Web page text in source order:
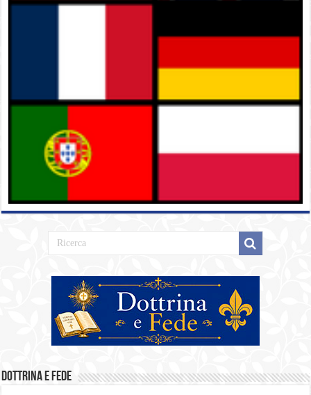
Dottrina e Fede